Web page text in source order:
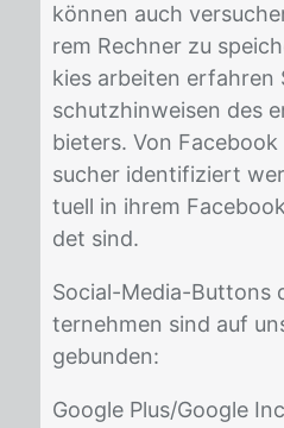
kön­nen auch
rem Rech­ner zu
kies ar­bei­ten er­fah­ren
schutz­hin­wei­sen des
bie­ters. Von
su­cher iden­ti­fi­ziert
tu­ell in ih­rem
det sind.
So­ci­al-Me­dia-But­tons
ter­neh­men sind auf
ge­bun­den:
Goog­le Plus/​Goog­le